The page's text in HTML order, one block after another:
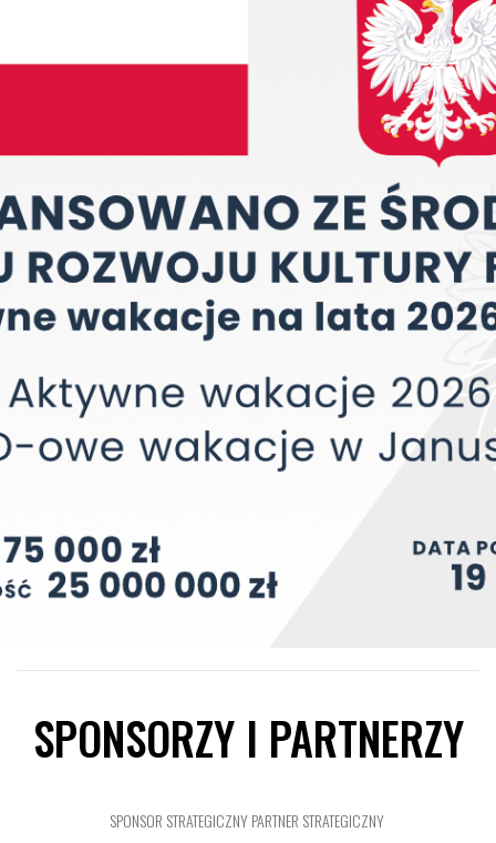
SPONSORZY I PARTNERZY
SPONSOR STRATEGICZNYPARTNER STRATEGICZNY